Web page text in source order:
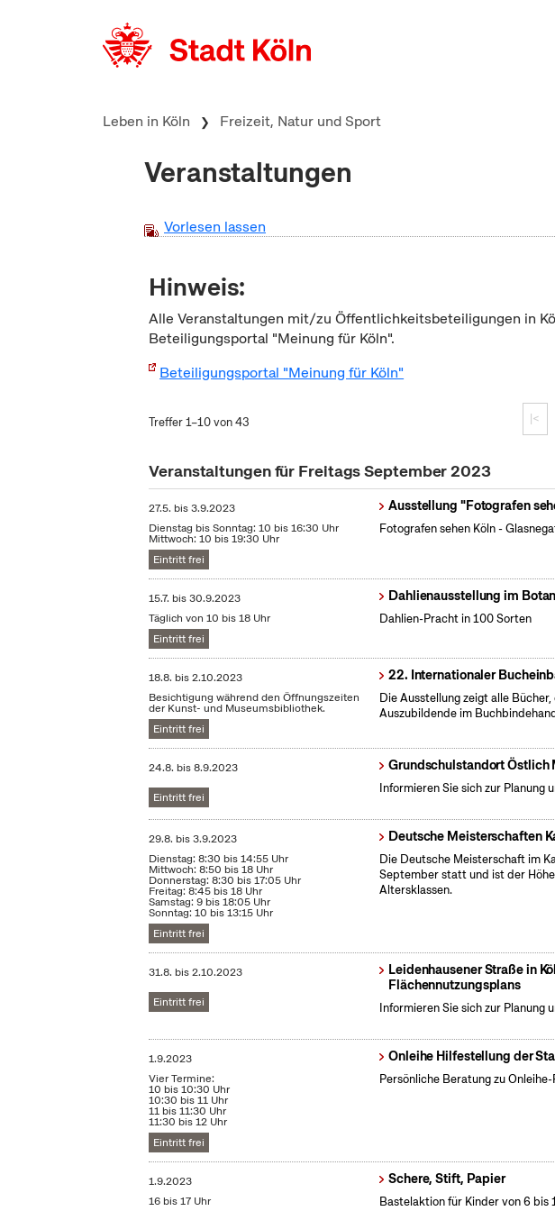
Leben in Köln Freizeit, Natur und Sport
Veranstaltungen
Vorlesen lassen
Hinweis:
Alle Veranstaltungen mit/zu Öffentlichkeitsbeteiligungen in
Beteiligungsportal "Meinung für Köln".
Beteiligungsportal "Meinung für Köln"
Treffer 1–10 von 43 |<
Veranstaltungen für Freitags September 2023
27.5. bis3.9.2023
Dienstag bis Sonntag: 10 bis 16:30 Uhr
Mittwoch: 10 bis 19:30 Uhr
Eintritt frei
Ausstellung "Fotografen
Fotografen sehen Köln -
15.7. bis30.9.2023
Täglich von 10 bis 18 Uhr
Eintritt frei
Dahlienausstellung im
Dahlien-Pracht in 100 Sorten
18.8. bis2.10.2023
Besichtigung während den Öffnungszeiten
der Kunst- und Museumsbibliothek.
Eintritt frei
22. Internationaler
Die Ausstellung zeigt alle
Auszubildende im
24.8. bis8.9.2023
Eintritt frei
Grundschulstandort Östlich
Informieren Sie sich zur Planung
29.8. bis3.9.2023
Dienstag: 8:30 bis 14:55 Uhr
Mittwoch: 8:50 bis 18 Uhr
Donnerstag: 8:30 bis 17:05 Uhr
Freitag: 8:45 bis 18 Uhr
Samstag: 9 bis 18:05 Uhr
Sonntag: 10 bis 13:15 Uhr
Eintritt frei
Deutsche Meisterschaften
Die Deutsche Meisterschaft im
September statt und ist der
Altersklassen.
31.8. bis2.10.2023
Eintritt frei
Leidenhausener Straße in
Flächennutzungsplans
Informieren Sie sich zur Planung
1.9.2023
Vier Termine:
10 bis 10:30 Uhr
10:30 bis 11 Uhr
11 bis 11:30 Uhr
11:30 bis 12 Uhr
Eintritt frei
Onleihe Hilfestellung der
Persönliche Beratung zu
1.9.2023
16 bis 17 Uhr
Schere, Stift, Papier
Bastelaktion für Kinder von 6